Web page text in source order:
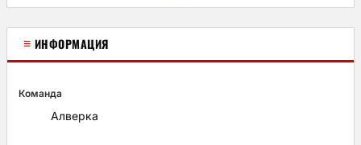
≡ ИНФОРМАЦИЯ
Команда
Алверка